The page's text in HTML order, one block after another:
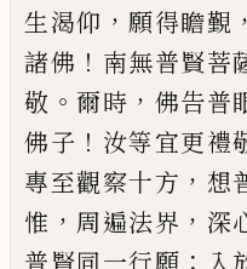
生渴仰 ， 願得瞻覲 ，
諸佛 ！ 南無普賢菩
敬 。爾時 ， 佛告普
佛子 ！ 汝等宜更禮
專至觀察十方 ， 想
惟 ， 周遍法界 ， 深
普賢同一行願 ： 入